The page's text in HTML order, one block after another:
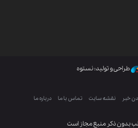
بدون ذکر منبع مجاز است
طراحی و تولید: نستوه
خبر نقشه سایت تماس با ما درباره ما